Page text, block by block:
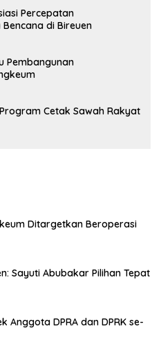
Percepatan
di Bireuen
Pembangunan
Cetak Sawah Rakyat
Ditargetkan Beroperasi
Sayuti Abubakar Pilihan Tepat
Anggota DPRA dan DPRK se-